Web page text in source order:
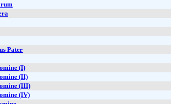
Pater
(I)
(II)
(III)
(IV)